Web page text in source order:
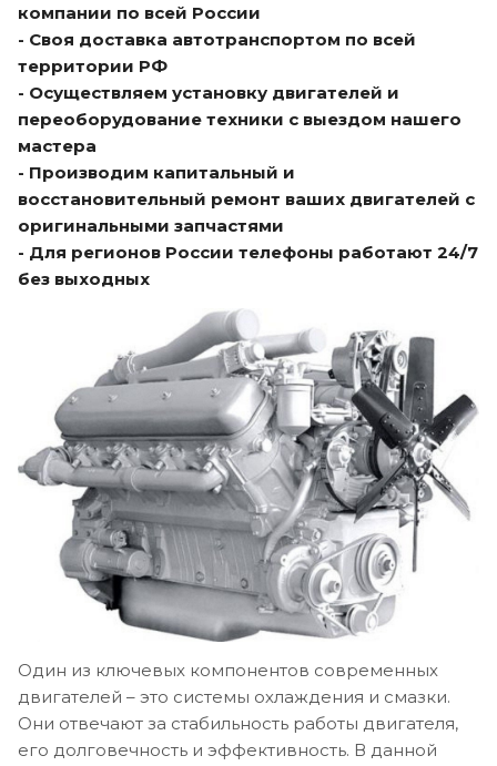
компании по всей России
- Своя доставка автотранспортом по всей
территории РФ
- Осуществляем установку двигателей и
переоборудование техники с выездом нашего
мастера
- Производим капитальный и
восстановительный ремонт ваших двигателей с
оригинальными запчастями
- Для регионов России телефоны работают 24/7
без выходных
Один из ключевых компонентов современных
двигателей – это системы охлаждения и смазки.
Они отвечают за стабильность работы двигателя,
его долговечность и эффективность. В данной